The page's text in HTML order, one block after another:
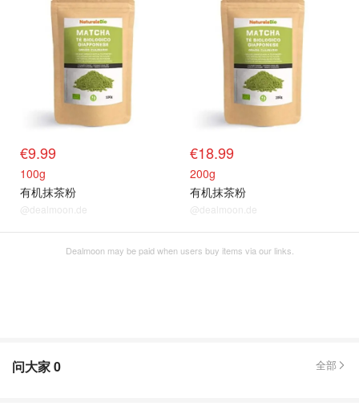
€9.99
100g
有机抹茶粉
@dealmoon.de
€18.99
200g
有机抹茶粉
@dealmoon.de
Dealmoon may be paid when users buy items via our links.
问大家0 全部